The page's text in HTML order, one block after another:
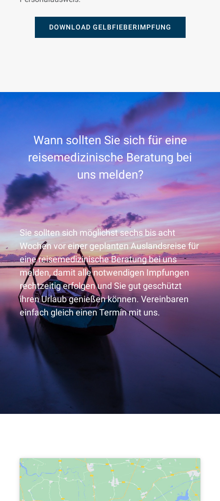
DOWNLOAD GELBFIEBERIMPFUNG
Wann sollten Sie sich für eine
reisemedizinische Beratung bei
uns melden?
Sie sollten sich möglichst sechs bis acht
Wochen vor einer geplanten Auslandsreise für
eine reisemedizinische Beratung bei uns
melden, damit alle notwendigen Impfungen
rechtzeitig erfolgen und Sie gut geschützt
ihren Urlaub genießen können. Vereinbaren
einfach gleich einen Termin mit uns.